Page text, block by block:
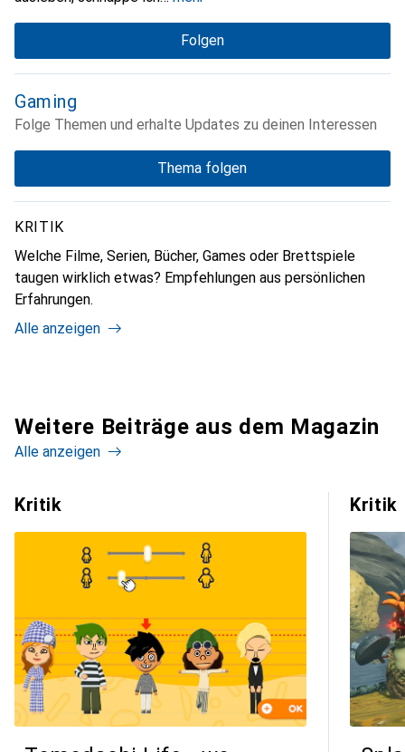
Folgen
Gaming
Folge Themen und erhalte Updates zu deinen Interessen
Thema folgen
KRITIK
Welche Filme, Serien, Bücher, Games oder Brettspiele
taugen wirklich etwas? Empfehlungen aus persönlichen
Erfahrungen.
Alle anzeigen
Weitere Beiträge aus dem Magazin
Alle anzeigen
Kritik Kritik